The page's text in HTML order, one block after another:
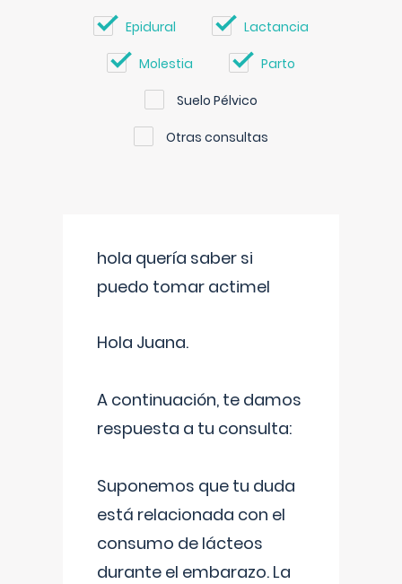
Epidural Lactancia
Molestia Parto
Suelo Pélvico
Otras consultas
hola quería saber si
puedo tomar actimel
Hola Juana.
A continuación, te damos
respuesta a tu consulta:
Suponemos que tu duda
está relacionada con el
consumo de lácteos
durante el embarazo. La